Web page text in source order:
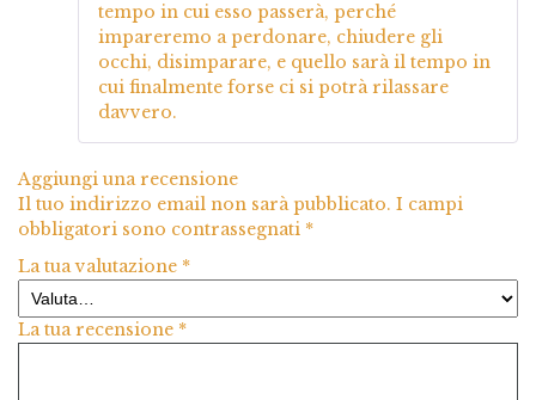
tempo in cui esso passerà, perché
impareremo a perdonare, chiudere gli
occhi, disimparare, e quello sarà il tempo in
cui finalmente forse ci si potrà rilassare
davvero.
Aggiungi una recensione
Il tuo indirizzo email non sarà pubblicato. I campi
obbligatori sono contrassegnati *
La tua valutazione *
La tua recensione *